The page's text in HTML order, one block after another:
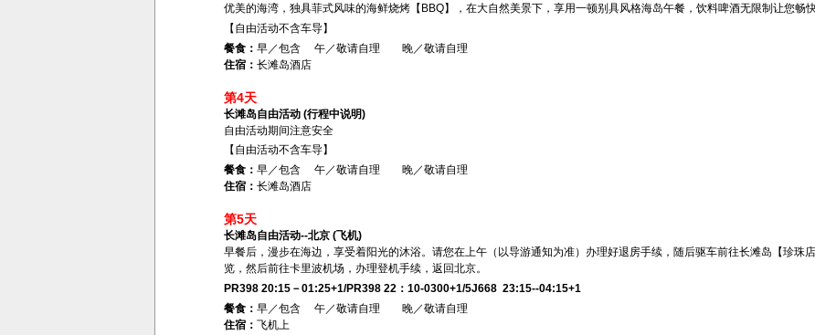
优美的海湾，独具菲式风味的海鲜烧烤【BBQ】，在大自然美景下，享用一顿别具风格海岛午餐，饮料啤酒无限制让您畅快
【自由活动不含车导】
餐食：早／包含 午／敬请自理 晚／敬请自理
住宿：长滩岛酒店
第4天
长滩岛自由活动 (行程中说明)
自由活动期间注意安全
【自由活动不含车导】
餐食：早／包含 午／敬请自理 晚／敬请自理
住宿：长滩岛酒店
第5天
长滩岛自由活动--北京 (飞机)
早餐后，漫步在海边，享受着阳光的沐浴。请您在上午（以导游通知为准）办理好退房手续，随后驱车前往长滩岛【珍珠
览，然后前往卡里波机场，办理登机手续，返回北京。
PR398 20:15－01:25+1/PR398 22：10-0300+1/5J66823:15--04:15+1
餐食：早／包含 午／敬请自理 晚／敬请自理
住宿：飞机上